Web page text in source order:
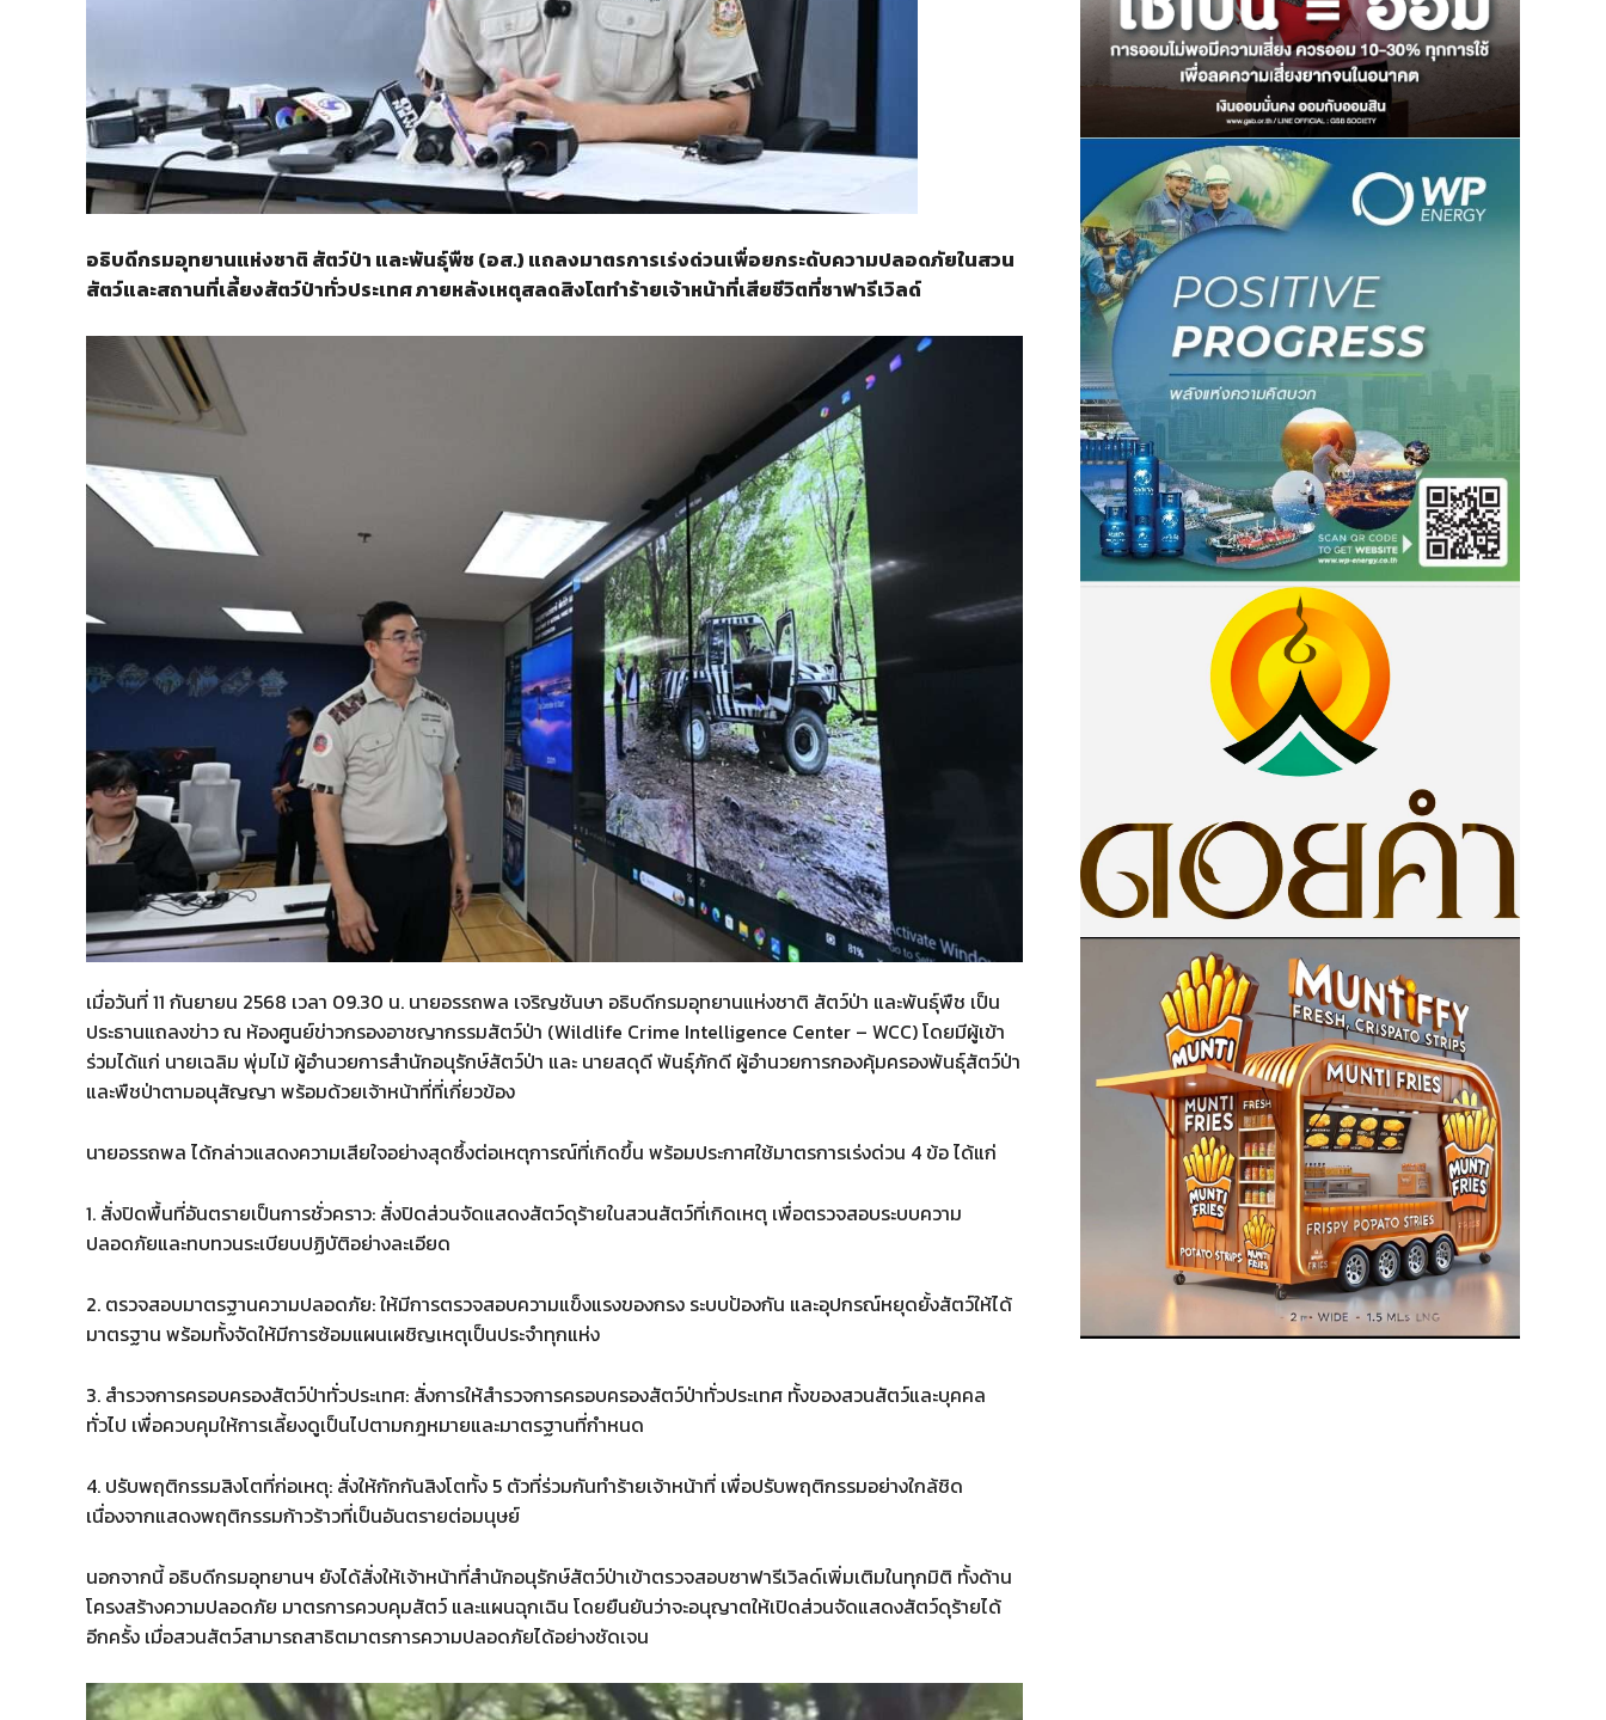
อธิบดีกรมอุทยานแห่งชาติ สัตว์ป่า และพันธุ์พืช (อส.) แถลงมาตรการเร่งด่วนเพื่อยกระดับความปลอดภัยในสวน
สัตว์และสถานที่เลี้ยงสัตว์ป่าทั่วประเทศ ภายหลังเหตุสลดสิงโตทำร้ายเจ้าหน้าที่เสียชีวิตที่ซาฟารีเวิลด์
​เมื่อวันที่ 11 กันยายน 2568 เวลา 09.30 น. นายอรรถพล เจริญชันษา อธิบดีกรมอุทยานแห่งชาติ สัตว์ป่า และพันธุ์พืช เป็น
ประธานแถลงข่าว ณ ห้องศูนย์ข่าวกรองอาชญากรรมสัตว์ป่า (Wildlife Crime Intelligence Center – WCC) โดยมีผู้เข้า
ร่วมได้แก่ นายเฉลิม พุ่มไม้ ผู้อำนวยการสำนักอนุรักษ์สัตว์ป่า และ นายสดุดี พันธุ์ภักดี ผู้อำนวยการกองคุ้มครองพันธุ์สัตว์ป่า
และพืชป่าตามอนุสัญญา พร้อมด้วยเจ้าหน้าที่ที่เกี่ยวข้อง
​นายอรรถพล ได้กล่าวแสดงความเสียใจอย่างสุดซึ้งต่อเหตุการณ์ที่เกิดขึ้น พร้อมประกาศใช้มาตรการเร่งด่วน 4 ข้อ ได้แก่
1. สั่งปิดพื้นที่อันตรายเป็นการชั่วคราว: สั่งปิดส่วนจัดแสดงสัตว์ดุร้ายในสวนสัตว์ที่เกิดเหตุ เพื่อตรวจสอบระบบความ
ปลอดภัยและทบทวนระเบียบปฏิบัติอย่างละเอียด
2. ตรวจสอบมาตรฐานความปลอดภัย: ให้มีการตรวจสอบความแข็งแรงของกรง ระบบป้องกัน และอุปกรณ์หยุดยั้งสัตว์ให้ได้
มาตรฐาน พร้อมทั้งจัดให้มีการซ้อมแผนเผชิญเหตุเป็นประจำทุกแห่ง
3. สำรวจการครอบครองสัตว์ป่าทั่วประเทศ: สั่งการให้สำรวจการครอบครองสัตว์ป่าทั่วประเทศ ทั้งของสวนสัตว์และบุคคล
ทั่วไป เพื่อควบคุมให้การเลี้ยงดูเป็นไปตามกฎหมายและมาตรฐานที่กำหนด
4. ปรับพฤติกรรมสิงโตที่ก่อเหตุ: สั่งให้กักกันสิงโตทั้ง 5 ตัวที่ร่วมกันทำร้ายเจ้าหน้าที่ เพื่อปรับพฤติกรรมอย่างใกล้ชิด
เนื่องจากแสดงพฤติกรรมก้าวร้าวที่เป็นอันตรายต่อมนุษย์
​นอกจากนี้ อธิบดีกรมอุทยานฯ ยังได้สั่งให้เจ้าหน้าที่สำนักอนุรักษ์สัตว์ป่าเข้าตรวจสอบซาฟารีเวิลด์เพิ่มเติมในทุกมิติ ทั้งด้าน
โครงสร้างความปลอดภัย มาตรการควบคุมสัตว์ และแผนฉุกเฉิน โดยยืนยันว่าจะอนุญาตให้เปิดส่วนจัดแสดงสัตว์ดุร้ายได้
อีกครั้ง เมื่อสวนสัตว์สามารถสาธิตมาตรการความปลอดภัยได้อย่างชัดเจน